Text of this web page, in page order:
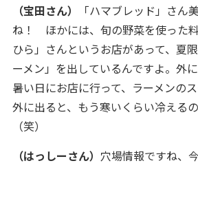
（宝田さん）
「ハマブレッド」さん
ね！ ほかには、旬の野菜を使った
ひら」さんというお店があって、夏
ーメン」を出しているんですよ。外
暑い日にお店に行って、ラーメンの
外に出ると、もう寒いくらい冷える
（笑）
（はっしーさん） 穴場情報ですね、